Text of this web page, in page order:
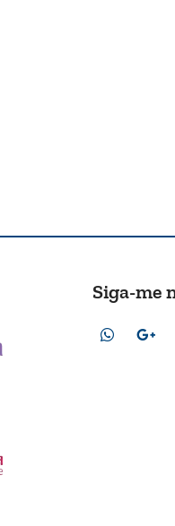
Siga-me